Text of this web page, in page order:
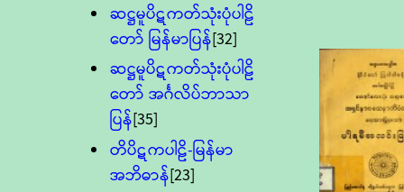
ဆဋ္ဌမူပိဋကတ်သုံးပုံပါဠိ
တော် မြန်မာပြန်[32]
ဆဋ္ဌမူပိဋကတ်သုံးပုံပါဠိ
တော် အင်္ဂလိပ်ဘာသာ
ပြန်[35]
တိပိဋကပါဠိ-မြန်မာ
အဘိဓာန်[23]